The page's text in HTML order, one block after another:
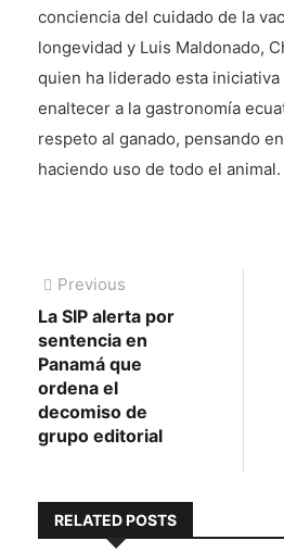
conciencia del cuidado de la
longevidad y Luis Maldonado,
quien ha liderado esta
enaltecer a la gastronomía
respeto al ganado, pensando
haciendo uso de todo el animal.
Navegación
de
entradas
Previous
post:
La SIP alerta por
sentencia en
Panamá que
ordena el
decomiso de
grupo editorial
RELATED POSTS